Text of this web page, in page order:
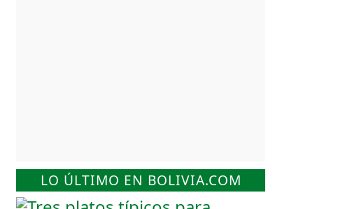
LO ÚLTIMO EN BOLIVIA.COM